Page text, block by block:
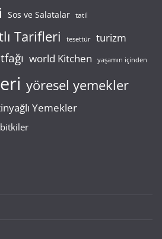
Sos ve Salatalar tatil
Tarifleri tesettür turizm
world Kitchen yaşamın içinden
yöresel yemekler
Yemekler